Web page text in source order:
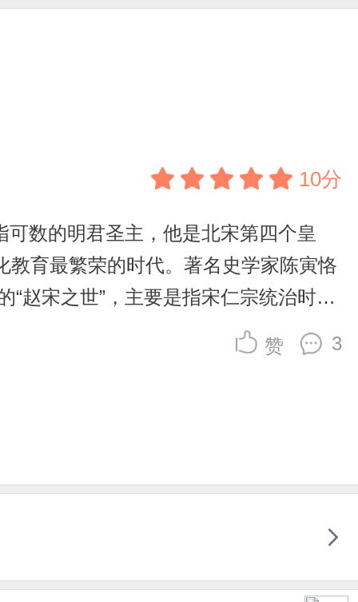
10分
数的明君圣主，他是北宋第四个皇
育最繁荣的时代。著名史学家陈寅恪
“赵宋之世”，主要是指宋仁宗统治时
安石)又都活跃在仁宗时代。中国的
为何能创史上最繁荣时代?这与他胸
仁宗的宽容心胸，由此可见一斑。宋仁
3
赞